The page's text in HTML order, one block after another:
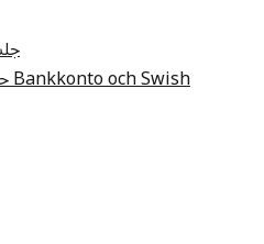
حساب بانکی انجمن Bankkonto och Swish